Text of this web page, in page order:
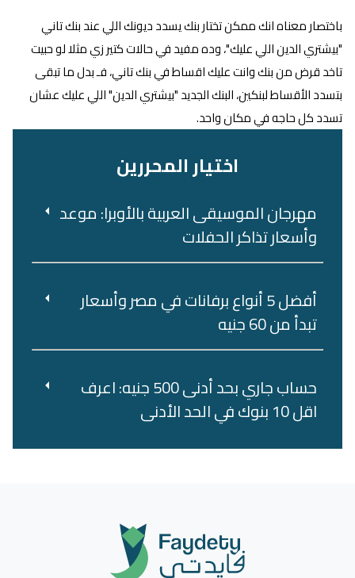
باختصار معناه انك ممكن تختار بنك يسدد ديونك اللي عند بنك تاني
"بيشتري الدين اللي عليك"، وده مفيد في حالات كتير زي مثلا لو حبيت
تاخد قرض من بنك وانت عليك اقساط في بنك تاني، فـ بدل ما تبقى
بتسدد الأقساط لبنكين، البنك الجديد "بيشتري الدين" اللي عليك عشان
تسدد كل حاجه في مكان واحد.
اختيار المحررين
مهرجان الموسيقى العربية بالأوبرا: موعد
وأسعار تذاكر الحفلات
أفضل 5 أنواع برفانات في مصر وأسعار
تبدأ من 60 جنيه
حساب جاري بحد أدنى 500 جنيه: اعرف
اقل 10 بنوك في الحد الأدنى